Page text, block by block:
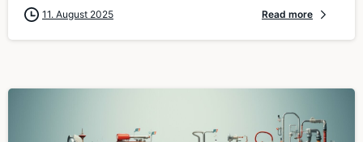
11. August 2025 Read more